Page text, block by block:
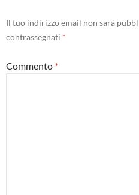
Il tuo indirizzo email non sarà
contrassegnati *
Commento *